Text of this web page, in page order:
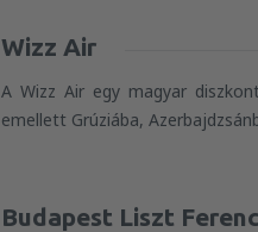
Wizz Air
A Wizz Air egy magyar
emellett Grúziába,
Budapest Liszt